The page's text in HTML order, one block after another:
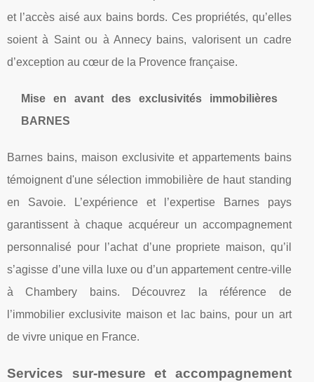
et l’accès aisé aux bains bords. Ces propriétés, qu’elles
soient à Saint ou à Annecy bains, valorisent un cadre
d’exception au cœur de la Provence française.
Mise en avant des exclusivités immobilières
BARNES
Barnes bains, maison exclusivite et appartements bains
témoignent d'une sélection immobilière de haut standing
en Savoie. L’expérience et l’expertise Barnes pays
garantissent à chaque acquéreur un accompagnement
personnalisé pour l’achat d’une propriete maison, qu’il
s’agisse d’une villa luxe ou d’un appartement centre-ville
à Chambery bains. Découvrez la référence de
l’immobilier exclusivite maison et lac bains, pour un art
de vivre unique en France.
Services sur-mesure et accompagnement